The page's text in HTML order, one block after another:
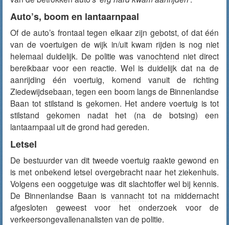
Auto’s, boom en lantaarnpaal
Of de auto’s frontaal tegen elkaar zijn gebotst, of dat één
van de voertuigen de wijk in/uit kwam rijden is nog niet
helemaal duidelijk. De politie was vanochtend niet direct
bereikbaar voor een reactie. Wel is duidelijk dat na de
aanrijding één voertuig, komend vanuit de richting
Ziedewijdsebaan, tegen een boom langs de Binnenlandse
Baan tot stilstand is gekomen. Het andere voertuig is tot
stilstand gekomen nadat het (na de botsing) een
lantaarnpaal uit de grond had gereden.
Letsel
De bestuurder van dit tweede voertuig raakte gewond en
is met onbekend letsel overgebracht naar het ziekenhuis.
Volgens een ooggetuige was dit slachtoffer wel bij kennis.
De Binnenlandse Baan is vannachttot na middernacht
afgesloten geweest voor het onderzoek voor de
verkeersongevallenanalisten van de politie.